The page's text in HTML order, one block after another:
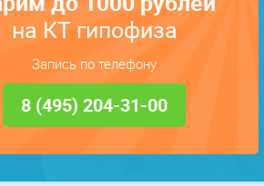
на КТ гипофиза
Запись по телефону
8 (495) 204-31-00